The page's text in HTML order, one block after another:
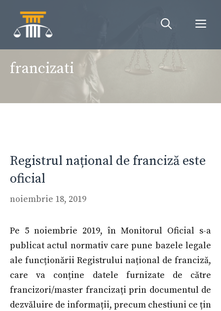
conținut
francizati
Registrul național de franciză este
oficial
noiembrie 18, 2019
Pe 5 noiembrie 2019, în Monitorul Oficial s-a
publicat actul normativ care pune bazele legale
ale funcționării Registrului național de franciză,
care va conține datele furnizate de către
francizori/master francizați prin documentul de
dezvăluire de informații, precum chestiuni ce țin